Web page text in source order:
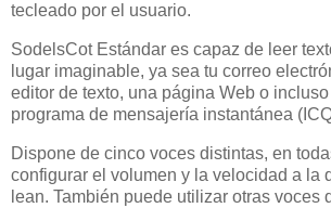
tecleado por el usuario.
SodelsCot Estándar es capaz de leer
lugar imaginable, ya sea tu correo
editor de texto, una página Web o
programa de mensajería instantánea
Dispone de cinco voces distintas, en
configurar el volumen y la velocidad a la
lean. También puede utilizar otras voces